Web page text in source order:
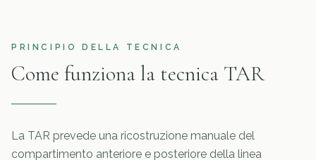
PRINCIPIO DELLA TECNICA
Come funziona la tecnica TAR
La TAR prevede una ricostruzione manuale del
compartimento anteriore e posteriore della linea